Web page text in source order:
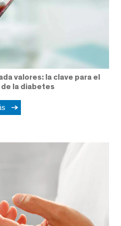
valores: la clave para el
la diabetes